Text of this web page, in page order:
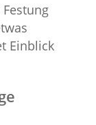
Festung
Einblick